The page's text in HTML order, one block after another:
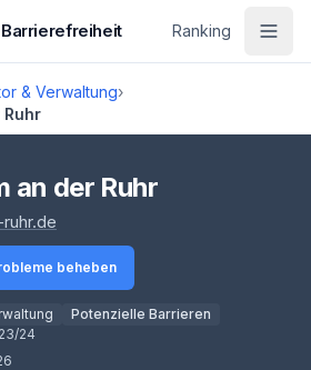
Ranking
& Verwaltung›
an der Ruhr
beheben
Potenzielle Barrieren
23/24